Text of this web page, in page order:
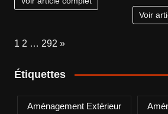
Voir
Page:
1 2 … 292 Next
»
Étiquettes
Aménagement Extérieur